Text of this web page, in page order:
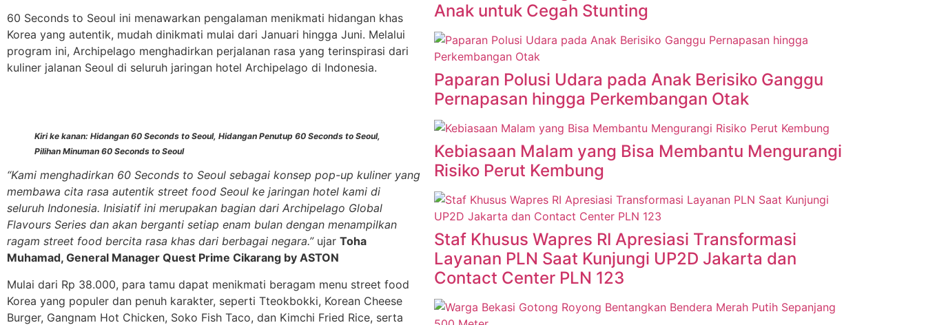
60 Seconds to Seoul ini menawarkan pengalaman menikmati hidangan khas
Korea yang autentik, mudah dinikmati mulai dari Januari hingga Juni. Melalui
program ini, Archipelago menghadirkan perjalanan rasa yang terinspirasi dari
kuliner jalanan Seoul di seluruh jaringan hotel Archipelago di Indonesia.
Kiri ke kanan: Hidangan 60 Seconds to Seoul, Hidangan Penutup 60 Seconds to Seoul,
Pilihan Minuman 60 Seconds to Seoul
“Kami menghadirkan 60 Seconds to Seoul sebagai konsep pop-up kuliner yang
membawa cita rasa autentik street food Seoul ke jaringan hotel kami di
seluruh Indonesia. Inisiatif ini merupakan bagian dari Archipelago Global
Flavours Series dan akan berganti setiap enam bulan dengan menampilkan
ragam street food bercita rasa khas dari berbagai negara.” ujar Toha
Muhamad, General Manager Quest Prime Cikarang by ASTON
Mulai dari Rp 38.000, para tamu dapat menikmati beragam menu street food
Korea yang populer dan penuh karakter, seperti Tteokbokki, Korean Cheese
Burger, Gangnam Hot Chicken, Soko Fish Taco, dan Kimchi Fried Rice, serta
Anak untuk Cegah Stunting
Paparan Polusi Udara pada Anak Berisiko Ganggu
Pernapasan hingga Perkembangan Otak
Kebiasaan Malam yang Bisa Membantu Mengurangi
Risiko Perut Kembung
Staf Khusus Wapres RI Apresiasi Transformasi
Layanan PLN Saat Kunjungi UP2D Jakarta dan
Contact Center PLN 123